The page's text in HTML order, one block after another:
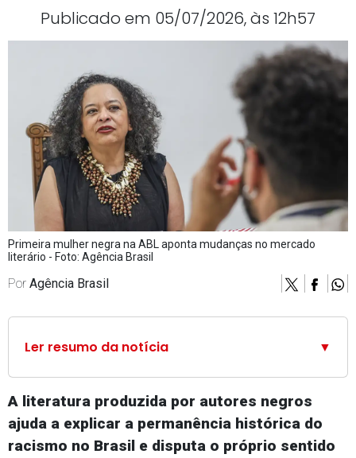
Publicado em 05/07/2026, às 12h57
Primeira mulher negra na ABL aponta mudanças no mercado
literário - Foto: Agência Brasil
Por Agência Brasil
Ler resumo da notícia ▼
A literatura produzida por autores negros
ajuda a explicar a permanência histórica do
racismo no Brasil e disputa o próprio sentido